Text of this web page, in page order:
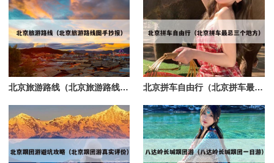
北京旅游路线（北京旅游路线图手抄报） 北京拼车自由行（北京拼车最忌三个地方）